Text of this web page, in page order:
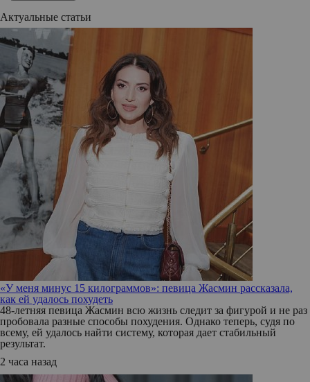
Актуальные статьи
«У меня минус 15 килограммов»: певица Жасмин рассказала,
как ей удалось похудеть
48-летняя певица Жасмин всю жизнь следит за фигурой и не раз
пробовала разные способы похудения. Однако теперь, судя по
всему, ей удалось найти систему, которая дает стабильный
результат.
2 часа назад